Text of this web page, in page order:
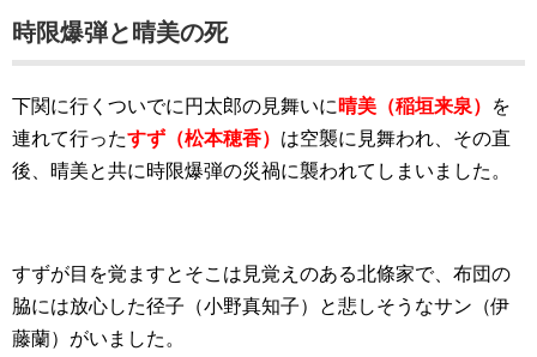
時限爆弾と晴美の死
下関に行くついでに円太郎の見舞いに 晴美（稲垣来泉）
を
連れて行ったすず（松本穂香） は空襲に見舞われ、その直
後、晴美と共に時限爆弾の災禍に襲われてしまいました。
すずが目を覚ますとそこは見覚えのある北條家で、布団の
脇には放心した径子（小野真知子）と悲しそうなサン（伊
藤蘭）がいました。